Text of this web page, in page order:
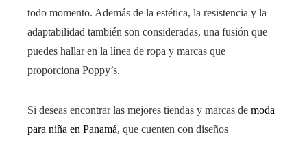
todo momento. Además de la estética, la resistencia y la
adaptabilidad también son consideradas, una fusión que
puedes hallar en la línea de ropa y marcas que
proporciona Poppy’s.
Si deseas encontrar las mejores tiendas y marcas de moda
para niña en Panamá, que cuenten con diseños